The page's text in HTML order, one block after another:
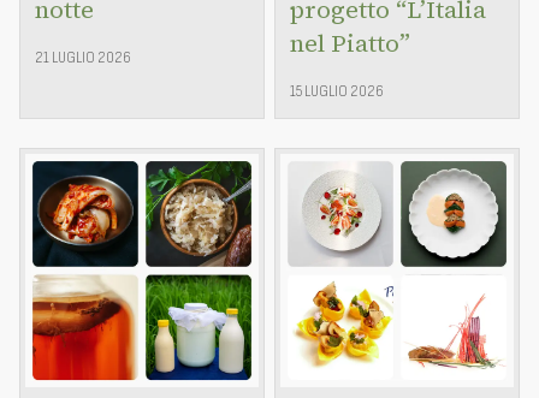
notte
21 LUGLIO 2026
progetto “L’Italia
nel Piatto”
15 LUGLIO 2026